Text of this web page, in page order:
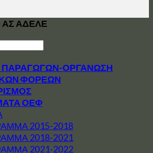
ΑΣ ΑΔΕΛΕ
ΟΡΓΑΝΩΣΗ
ΦΟΡΕΩΝ
ΟΕΦ
2015-2018
2018-2021
2021-2022